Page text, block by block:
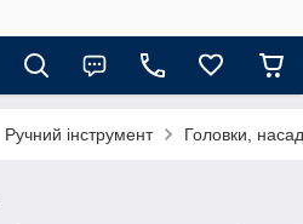
Ручний інструмент Головки,